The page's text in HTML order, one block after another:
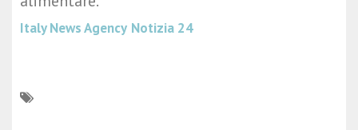
Italy News Agency Notizia 24